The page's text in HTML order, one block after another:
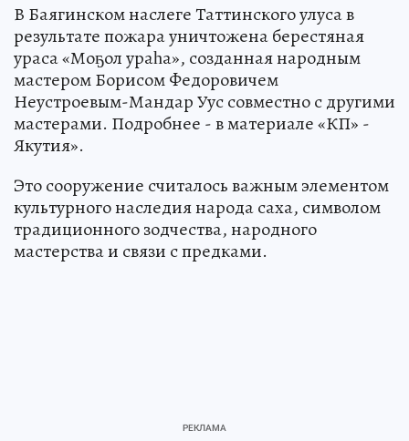
В Баягинском наслеге Таттинского улуса в
результате пожара уничтожена берестяная
ураса «Моҕол ураһа», созданная народным
мастером Борисом Федоровичем
Неустроевым-Мандар Уус совместно с другими
мастерами. Подробнее - в материале «КП» -
Якутия».
Это сооружение считалось важным элементом
культурного наследия народа саха, символом
традиционного зодчества, народного
мастерства и связи с предками.